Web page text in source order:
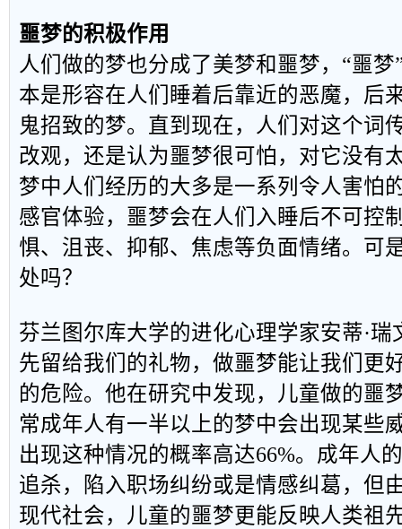
噩梦的积极作用
人们做的梦也分成了美梦和噩梦，“噩
本是形容在人们睡着后靠近的恶魔，后
鬼招致的梦。直到现在，人们对这个词
改观，还是认为噩梦很可怕，对它没有
梦中人们经历的大多是一系列令人害怕
感官体验，噩梦会在人们入睡后不可控
惧、沮丧、抑郁、焦虑等负面情绪。可
处吗？
芬兰图尔库大学的进化心理学家安蒂·
先留给我们的礼物，做噩梦能让我们更
的危险。他在研究中发现，儿童做的噩
常成年人有一半以上的梦中会出现某些
出现这种情况的概率高达66%。成年人
追杀，陷入职场纠纷或是情感纠葛，但
现代社会，儿童的噩梦更能反映人类祖